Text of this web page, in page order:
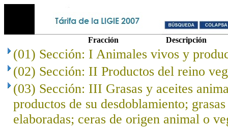
Fracción Descripción
(01) Sección: I Animales vivos y
(02) Sección: II Productos del reino
(03) Sección: III Grasas y aceites
productos de su desdoblamiento;
elaboradas; ceras de origen animal o